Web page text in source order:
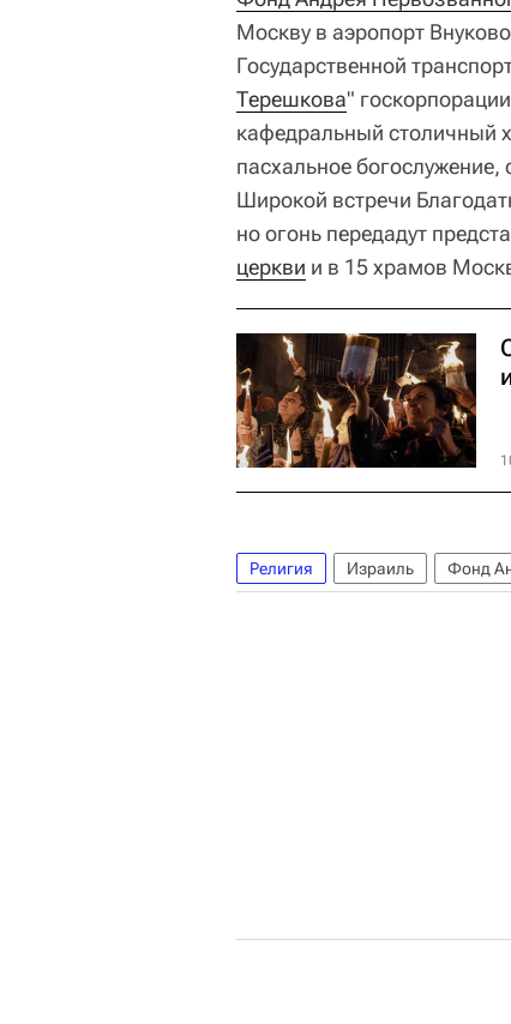
Москву в аэропорт
Государственной
Терешкова"
кафедральный столичный
пасхальное
Широкой встречи
но огонь передадут
церкви и в 15 храмов
Религия Израиль Фонд